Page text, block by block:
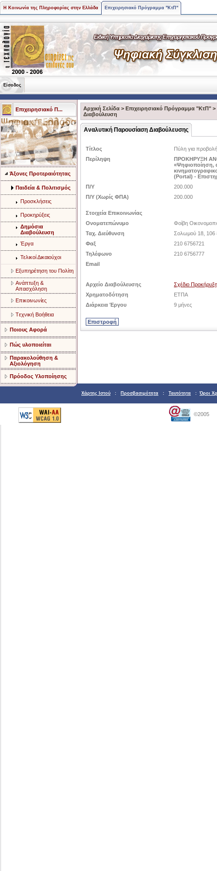
Η Κοινωνία της Πληροφορίας στην Ελλάδα Επιχειρησιακό Πρόγραμμα "ΚτΠ"
Είσοδος
Επιχειρησιακό Π...
Άξονες Προτεραιότητας
Παιδεία & Πολιτισμός
Προσκλήσεις
Προκηρύξεις
Δημόσια
Διαβούλευση
Έργα
Τελικοί Δικαιούχοι
Eξυπηρέτηση του Πολίτη
Aνάπτυξη &
Aπασχόληση
Eπικοινωνίες
Tεχνική Bοήθεια
Ποιους Αφορά
Πώς υλοποιείται
Παρακολούθηση &
Αξιολόγηση
Πρόοδος Υλοποίησης
Αρχική Σελίδα > Επιχειρησιακό Πρόγραμμα "ΚτΠ" >
Διαβούλευση
Αναλυτική Παρουσίαση Διαβούλευσης
Τίτλος
Πύλη για προβολή
Περίληψη
ΠΡΟΚΗΡΥΞΗ
«Ψηφιοποίηση,
(Portal) -
Π/Υ
200.000
Π/Υ (Χωρίς ΦΠΑ)
200.000
Στοιχεία Επικοινωνίας
Ονοματεπώνυμο
Φοίβη
Ταχ. Διεύθυνση
Σολωμού 18, 106
Φαξ
210 6756721
Τηλέφωνο
210 6756777
Email
Αρχείο Διαβούλευσης
Σχέδιο
Χρηματοδότηση
ΕΤΠΑ
Διάρκεια Έργου
9 μήνες
Χάρτης Ιστού : Προσβασιμότητα : Ταυτότητα : Όροι
©2005